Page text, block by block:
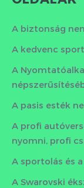
A biztonság
A kedvenc
A
A pasis esték
A profi
nyomni, profi
A sportolás és
A Swarovski